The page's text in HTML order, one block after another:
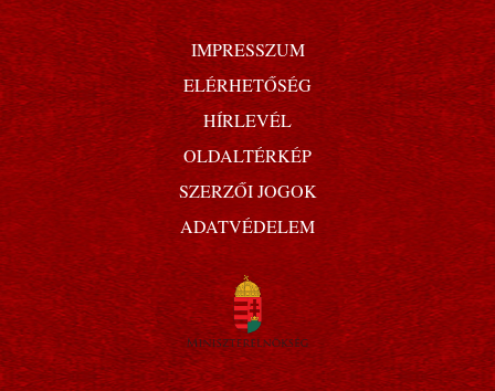
IMPRESSZUM
ELÉRHETŐSÉG
HÍRLEVÉL
OLDALTÉRKÉP
SZERZŐI JOGOK
ADATVÉDELEM